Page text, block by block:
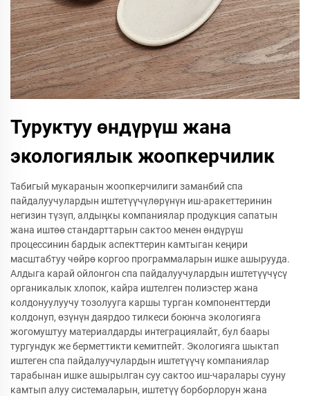
Туруктуу өндүрүш жана
экологиялык жоопкерчилик
Табигый мукаранын жоопкерчилиги заманбий спа
пайдалуучулардын иштетүүчүлөрүнүн иш-аракеттеринин
негизин түзүп, алдыңкы компаниялар продукция сапатын
жана иштөө стандарттарын сактоо менен өндүрүш
процессинин бардык аспекттерин камтыган кеңири
масштабтуу чөйрө коргоо программаларын ишке ашырууда.
Алдыга карай ойлонгон спа пайдалуучулардын иштетүүчүсү
органикалык хлопок, кайра иштелген полиэстер жана
колдонуулуучу тозолууга каршы турган компоненттерди
колдонуп, өзүнүн даярдоо тилкеси боюнча экологияга
жогомуштуу материалдарды интеграциялайт, бул баары
тургундук же берметтикти кемитпейт. Экологияга шыктап
иштеген спа пайдалуучулардын иштетүүчү компаниялар
тарабынан ишке ашырылган суу сактоо иш-чаралары сууну
камтып алуу системаларын, иштетүү борборлорун жана